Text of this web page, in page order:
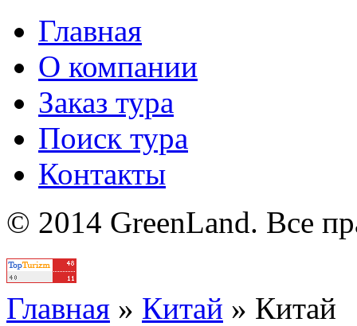
Главная
О компании
Заказ тура
Поиск тура
Контакты
© 2014 GreenLand. Все
Главная » Китай » Китай